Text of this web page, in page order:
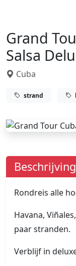
Grand
Salsa
Cuba
strand
Beschrijving
Rondreis alle
Havana,
paar stranden.
Verblijf in